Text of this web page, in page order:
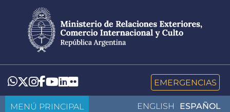
contenido
principal
Whatsapp
Twitter
Instagram
Facebook
YouTube
LinkedIn
Flickr EMERGENCIAS
ENGLISH ESPAÑOL
MENÚ PRINCIPAL